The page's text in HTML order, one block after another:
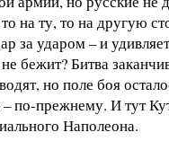
на ту, то на другую
за ударом – и
бежит? Битва
но поле боя
по-прежнему. И тут
Наполеона.